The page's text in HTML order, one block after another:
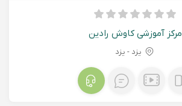
مرکز آموزشی کاوش رادین
یزد - يزد